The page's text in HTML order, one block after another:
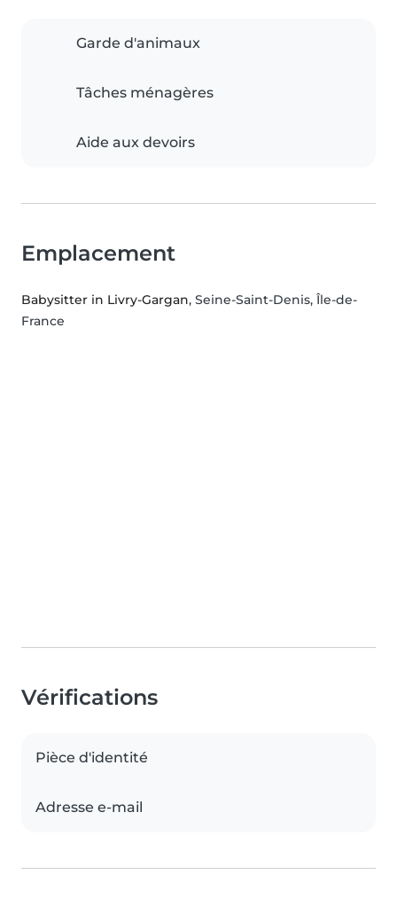
Garde d'animaux
Tâches ménagères
Aide aux devoirs
Emplacement
Babysitter in Livry-Gargan, Seine-Saint-Denis, Île-de-
France
Vérifications
Pièce d'identité
Adresse e-mail